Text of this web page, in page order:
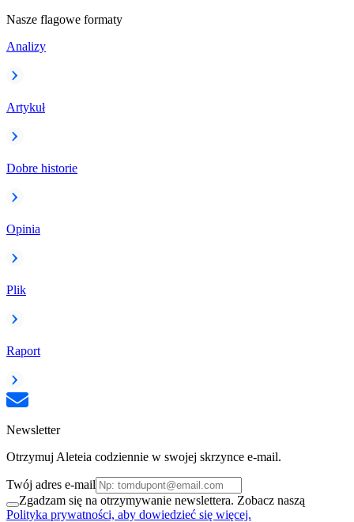
Nasze flagowe formaty
Analizy
Artykuł
Dobre historie
Opinia
Plik
Raport
Newsletter
Otrzymuj Aleteia codziennie w swojej skrzynce e-mail.
Twój adres e-mail
Zgadzam się na otrzymywanie newslettera. Zobacz naszą
Polityka prywatności, aby dowiedzieć się więcej.